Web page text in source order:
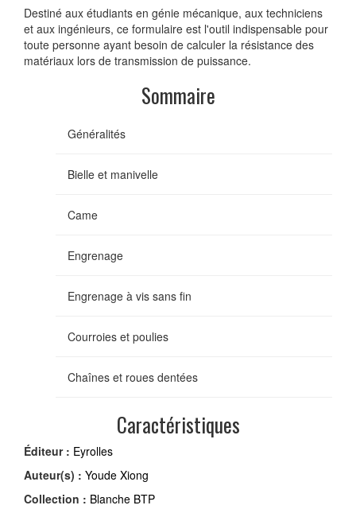
Destiné aux étudiants en génie mécanique, aux techniciens
et aux ingénieurs, ce formulaire est l'outil indispensable pour
toute personne ayant besoin de calculer la résistance des
matériaux lors de transmission de puissance.
Sommaire
Généralités
Bielle et manivelle
Came
Engrenage
Engrenage à vis sans fin
Courroies et poulies
Chaînes et roues dentées
Caractéristiques
Éditeur : Eyrolles
Auteur(s) : Youde Xiong
Collection : Blanche BTP